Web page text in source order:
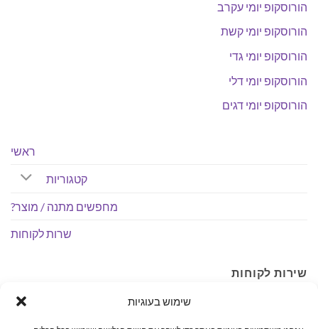
שימוש בעוגיות
הורוסקופ יומי עקרב
הורוסקופ יומי קשת
הורוסקופ יומי גדי
הורוסקופ יומי דלי
הורוסקופ יומי דגים
ראשי
קטגוריות
מחפשים מתנה / מוצר?
שרות לקוחות
שירות לקוחות
לכל שאלה, הבהרה, איסוף והתאמת מוצרים אנחנו פה לשירותך